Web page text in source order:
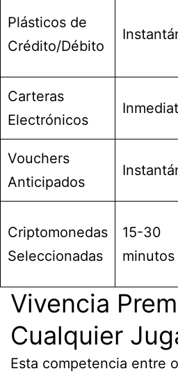
Plásticos de
Crédito/Débito
Carteras
Electrónicos
Vouchers
Anticipados
Criptomonedas
Seleccionadas
15-30
minutos
Vivencia
Cualquier
Esta competencia entre